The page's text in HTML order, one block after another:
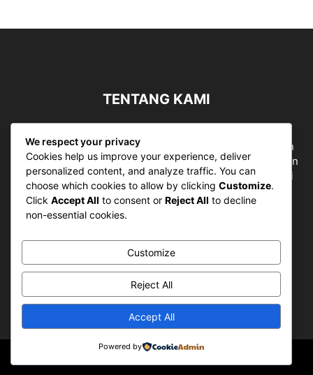
TENTANG KAMI
bergerak di ruang jurnalistik, sebagai entitas pemberian
ruang Publik, Media merupakan literasi mutlak diperlukan
sebagai kemampuan dasar berpikir kritis untuk hidup di
abad informasi.
Hubungi kami:
IKUTI KAMI
We respect your privacy
Cookies help us improve your experience, deliver
personalized content, and analyze traffic. You can
choose which cookies to allow by clicking Customize.
Click Accept All to consent or Reject All to decline
non-essential cookies.
Customize
Reject All
Accept All
Powered by